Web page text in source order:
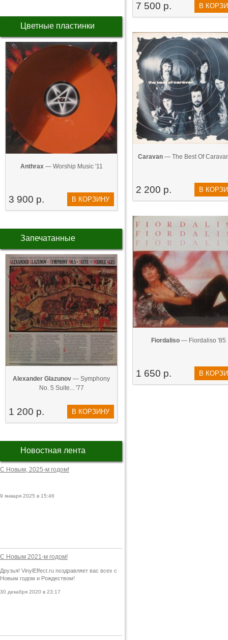
Цветные пластинки
Anthrax— Worship Music '11
3 900 р. В КОРЗИНУ
Запечатанные
Alexander Glazunov — Symphony
No. 5 Suite... '77
1 200 р. В КОРЗИНУ
Новостная лента
С Новым, 2025-м годом!
9 января 2025 в 15:46
С Новым 2021-м годом!
Друзья! VinylEffect.ru поздравляет вас всех с
Новым годом и Рождеством!
30 декабря 2020 в 23:17
7 500 р. В
Caravan — The Best Of
2 200 р. В
Fiordaliso — Fiordaliso '85
1 650 р. В